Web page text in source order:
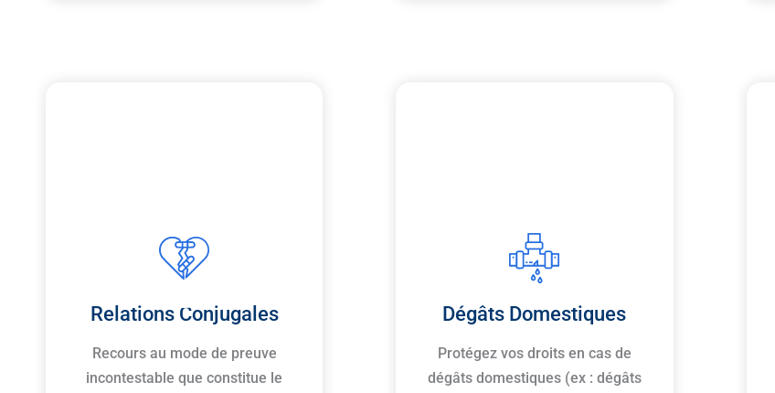
Relations Conjugales
Recours au mode de preuve
incontestable que constitue le
Dégâts Domestiques
Protégez vos droits en cas de
dégâts domestiques (ex : dégâts